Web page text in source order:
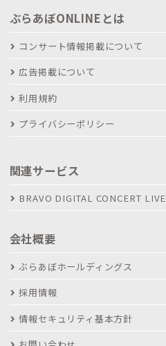
ぶらあぼONLINEとは
コンサート情報掲載について
広告掲載について
利用規約
プライバシーポリシー
関連サービス
BRAVO DIGITAL CONCERT LIVE
会社概要
ぶらあぼホールディングス
採用情報
情報セキュリティ基本方針